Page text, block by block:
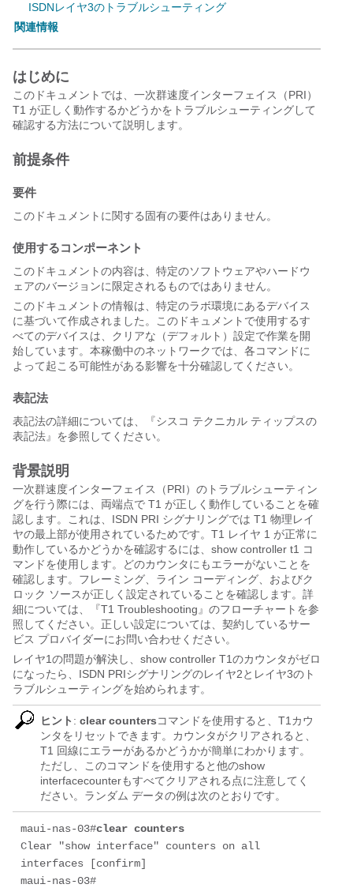
ISDNレイヤ3のトラブルシューティング
関連情報
はじめに
このドキュメントでは、一次群速度インターフェイス（PRI）
T1 が正しく動作するかどうかをトラブルシューティングして
確認する方法について説明します。
前提条件
要件
このドキュメントに関する固有の要件はありません。
使用するコンポーネント
このドキュメントの内容は、特定のソフトウェアやハードウ
ェアのバージョンに限定されるものではありません。
このドキュメントの情報は、特定のラボ環境にあるデバイス
に基づいて作成されました。このドキュメントで使用するす
べてのデバイスは、クリアな（デフォルト）設定で作業を開
始しています。本稼働中のネットワークでは、各コマンドに
よって起こる可能性がある影響を十分確認してください。
表記法
表記法の詳細については、『シスコ テクニカル ティップスの
表記法』を参照してください。
背景説明
一次群速度インターフェイス（PRI）のトラブルシューティン
グを行う際には、両端点で T1 が正しく動作していることを確
認します。これは、ISDN PRI シグナリングでは T1 物理レイ
ヤの最上部が使用されているためです。T1 レイヤ 1 が正常に
動作しているかどうかを確認するには、show controller t1 コ
マンドを使用します。どのカウンタにもエラーがないことを
確認します。フレーミング、ライン コーディング、およびク
ロック ソースが正しく設定されていることを確認します。詳
細については、『T1 Troubleshooting』のフローチャートを参
照してください。正しい設定については、契約しているサー
ビス プロバイダーにお問い合わせください。
レイヤ1の問題が解決し、show controller T1のカウンタがゼロ
になったら、ISDN PRIシグナリングのレイヤ2とレイヤ3のト
ラブルシューティングを始められます。
ヒント : clear countersコマンドを使用すると、T1カウ
ンタをリセットできます。カウンタがクリアされると、
T1 回線にエラーがあるかどうかが簡単にわかります。
ただし、このコマンドを使用すると他のshow
interfacecounterもすべてクリアされる点に注意してく
ださい。ランダム データの例は次のとおりです。
maui-nas-03#clear counters
Clear "show interface" counters on all
interfaces [confirm]
maui-nas-03#